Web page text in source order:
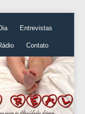
Entrevistas
Contato